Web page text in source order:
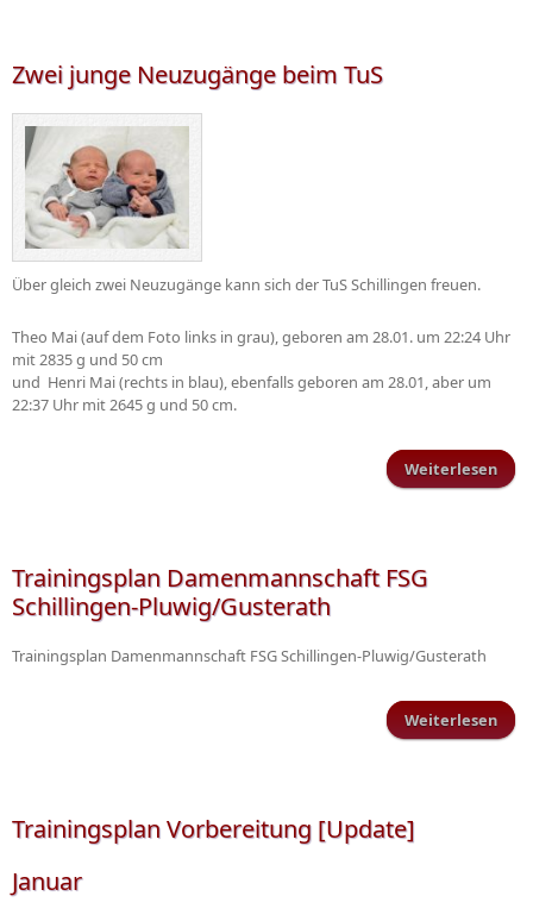
Zwei junge Neuzugänge beim TuS
Über gleich zwei Neuzugänge kann sich der TuS Schillingen freuen.
Theo Mai (auf dem Foto links in grau), geboren am 28.01. um 22:24 Uhr
mit 2835 g und 50 cm
und Henri Mai (rechts in blau), ebenfalls geboren am 28.01, aber um
22:37 Uhr mit 2645 g und 50 cm.
Weiterlesen
Trainingsplan Damenmannschaft FSG
Schillingen-Pluwig/Gusterath
Trainingsplan Damenmannschaft FSG Schillingen-Pluwig/Gusterath
Weiterlesen
Trainingsplan Vorbereitung [Update]
Januar